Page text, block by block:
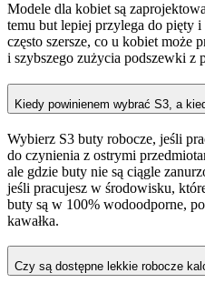
Modele dla kobiet są
temu but lepiej przylega do pięty
często szersze, co u kobiet może
i szybszego zużycia podszewki z
Kiedy powinienem wybrać S3, a
Wybierz S3 buty robocze, jeśli
do czynienia z ostrymi
ale gdzie buty nie są ciągle
jeśli pracujesz w środowisku,
buty są w 100% wodoodporne,
kawałka.
Czy są dostępne lekkie robocze